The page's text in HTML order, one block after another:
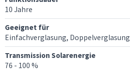
10 Jahre
Geeignet für
Einfachverglasung, Doppelverglasung
Transmission Solarenergie
76 - 100 %